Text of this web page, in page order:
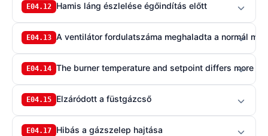
E04.12 Hamis láng észlelése égőindítás előtt
E04.13 A ventilátor fordulatszáma meghaladta a normál
E04.14
E04.15 Elzáródott a füstgázcső
E04.17 Hibás a gázszelep hajtása